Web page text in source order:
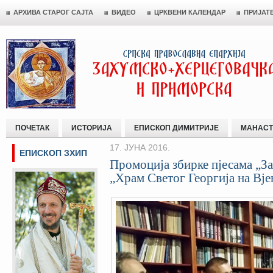
АРХИВА СТАРОГ САЈТА ВИДЕО ЦРКВЕНИ КАЛЕНДАР
ПОЧЕТАК ИСТОРИЈА ЕПИСКОП ДИМИТРИЈЕ
17. ЈУНА 2016.
Промоција збирке пјесама
„Храм Светог Георгија на
ЕПИСКОП ЗХИП